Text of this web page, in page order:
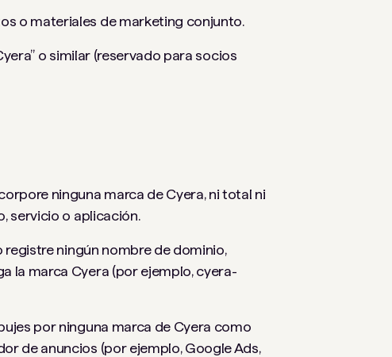
o materiales de marketing conjunto.
o similar (reservado para socios
ninguna marca de Cyera, ni total ni
servicio o aplicación.
ningún nombre de dominio,
la marca Cyera (por ejemplo, cyera-
por ninguna marca de Cyera como
de anuncios (por ejemplo, Google Ads,